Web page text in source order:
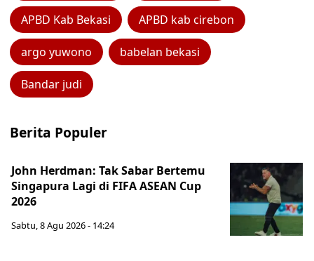
APBD Kab Bekasi APBD kab cirebon
argo yuwono babelan bekasi
Bandar judi
Berita Populer
John Herdman: Tak Sabar Bertemu
Singapura Lagi di FIFA ASEAN Cup
2026
Sabtu, 8 Agu 2026 - 14:24